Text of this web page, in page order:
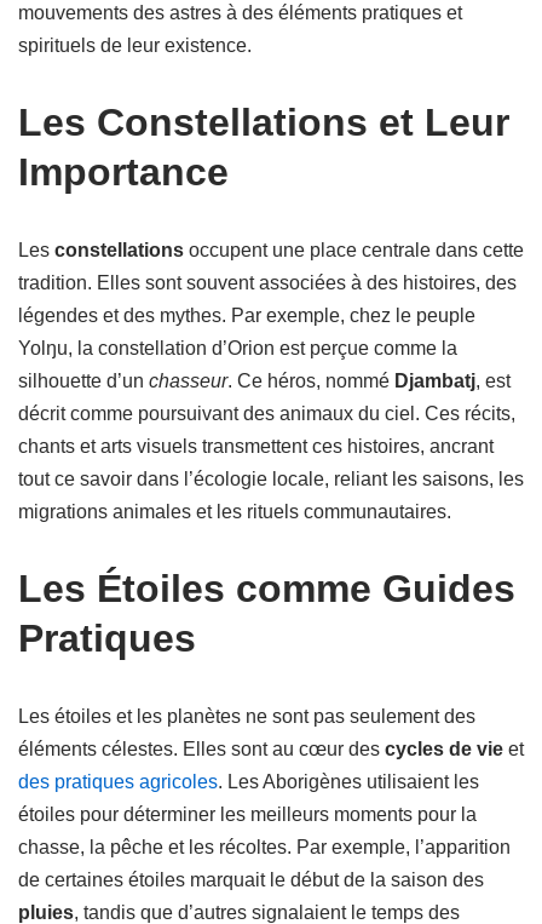
mouvements des astres à des éléments pratiques et
spirituels de leur existence.
Les Constellations et Leur
Importance
Les constellations occupent une place centrale dans cette
tradition. Elles sont souvent associées à des histoires, des
légendes et des mythes. Par exemple, chez le peuple
Yolŋu, la constellation d’Orion est perçue comme la
silhouette d’un chasseur. Ce héros, nommé Djambatj, est
décrit comme poursuivant des animaux du ciel. Ces récits,
chants et arts visuels transmettent ces histoires, ancrant
tout ce savoir dans l’écologie locale, reliant les saisons, les
migrations animales et les rituels communautaires.
Les Étoiles comme Guides
Pratiques
Les étoiles et les planètes ne sont pas seulement des
éléments célestes. Elles sont au cœur des cycles de vie et
des pratiques agricoles. Les Aborigènes utilisaient les
étoiles pour déterminer les meilleurs moments pour la
chasse, la pêche et les récoltes. Par exemple, l’apparition
de certaines étoiles marquait le début de la saison des
pluies, tandis que d’autres signalaient le temps des